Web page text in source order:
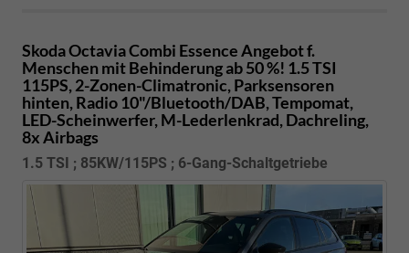
Skoda Octavia Combi Essence Angebot f.
Menschen mit Behinderung ab 50 %! 1.5 TSI
115PS, 2-Zonen-Climatronic, Parksensoren
hinten, Radio 10"/Bluetooth/DAB, Tempomat,
LED-Scheinwerfer, M-Lederlenkrad, Dachreling,
8x Airbags
1.5 TSI ; 85KW/115PS ; 6-Gang-Schaltgetriebe